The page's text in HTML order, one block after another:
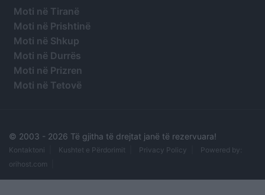
Moti në Tiranë
Moti në Prishtinë
Moti në Shkup
Moti në Durrës
Moti në Prizren
Moti në Tetovë
© 2003 - 2026 Të gjitha të drejtat janë të rezervuara!
Kontaktoni Kushtet e Përdorimit Privacy Policy
Powered by:
orihost.com